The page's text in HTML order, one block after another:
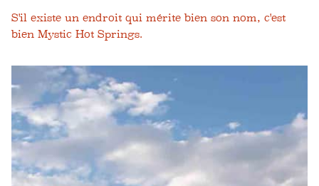
S'il existe un endroit qui mérite bien son nom, c'est
bien Mystic Hot Springs.